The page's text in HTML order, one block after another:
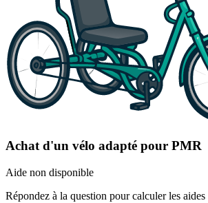
Achat d'un vélo adapté pour PMR
Aide non disponible
Répondez à la question pour calculer les